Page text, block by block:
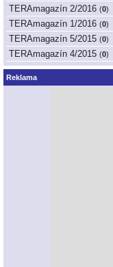
TERAmagazín 2/2016 (0)
TERAmagazín 1/2016 (0)
TERAmagazín 5/2015 (0)
TERAmagazín 4/2015 (0)
Reklama